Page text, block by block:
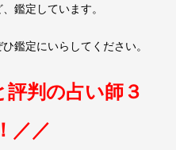
鑑定しています。
鑑定にいらしてください。
判の占い師３
／／